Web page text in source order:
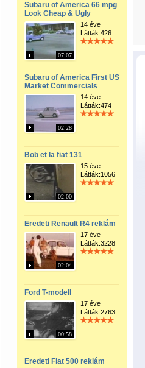
Subaru of America 66 mpg
Look Cheap & Ugly
07:07
14 éve
Látták:426
Subaru of America First US
Market Commercials
02:28
14 éve
Látták:474
Bob et la fiat 131
02:00
15 éve
Látták:1056
Eredeti Renault R4 reklám
02:04
17 éve
Látták:3228
Ford T-modell
00:58
17 éve
Látták:2763
Eredeti Fiat 500 reklám